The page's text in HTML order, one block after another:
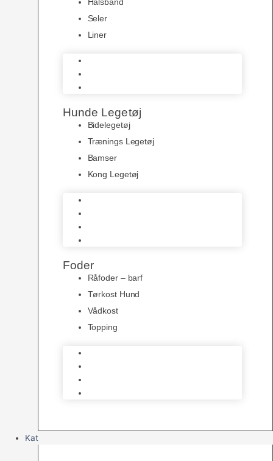
Seler
Liner
Hunde Legetøj
Bidelegetøj
Trænings Legetøj
Bamser
Kong Legetøj
Foder
Råfoder – barf
Tørkost Hund
Vådkost
Topping
Kat